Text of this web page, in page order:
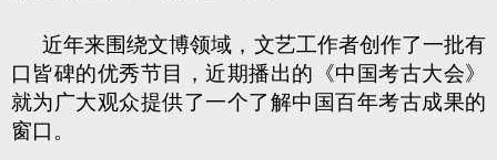
近年来围绕文博领域，文艺工作者创作了一批有
口皆碑的优秀节目，近期播出的《中国考古大会》
就为广大观众提供了一个了解中国百年考古成果的
窗口。